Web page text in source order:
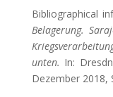
Bibliographical
Belagerung.
unten. In:
Dezember 2018,